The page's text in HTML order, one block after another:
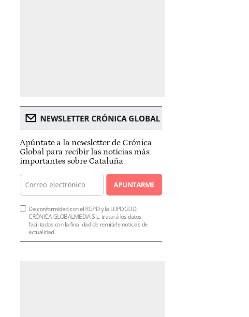
NEWSLETTER CRÓNICA GLOBAL
Apúntate a la newsletter de Crónica
Global para recibir las noticias más
importantes sobre Cataluña
APUNTARME
De conformidad con el RGPD y la LOPDGDD,
CRÓNICA GLOBALMEDIA S.L. tratará los datos
facilitados con la finalidad de remitirle noticias de
actualidad.